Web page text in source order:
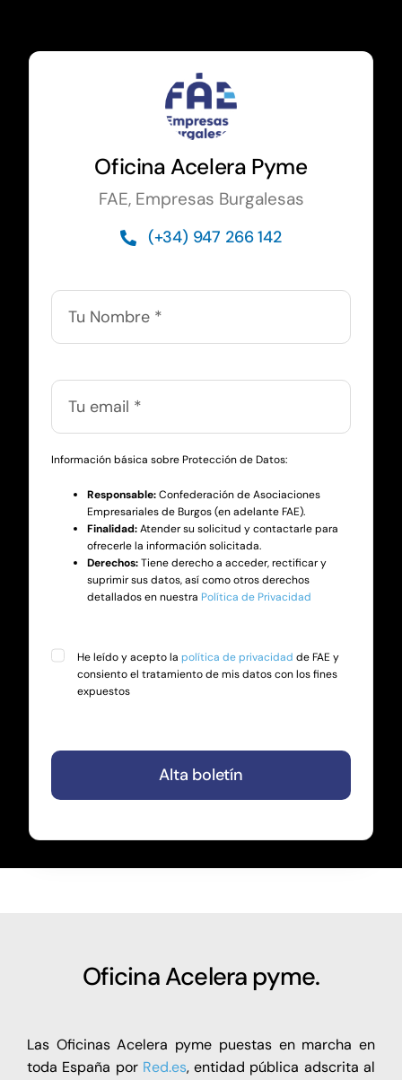
Oficina Acelera Pyme
FAE, Empresas Burgalesas
(+34) 947 266 142
Información básica sobre Protección de Datos:
Responsable:Confederación de Asociaciones
Empresariales de Burgos (en adelante FAE).
Finalidad:Atender su solicitud y contactarle para
ofrecerle la información solicitada.
Derechos:Tiene derecho a acceder, rectificar y
suprimir sus datos, así como otros derechos
detallados en nuestra Política de Privacidad
He leído y acepto la política de privacidad de FAE y
consiento el tratamiento de mis datos con los fines
expuestos
Alta boletín
Oficina Acelera pyme.
Las Oficinas Acelera pyme puestas en marcha en
toda España por Red.es, entidad pública adscrita al